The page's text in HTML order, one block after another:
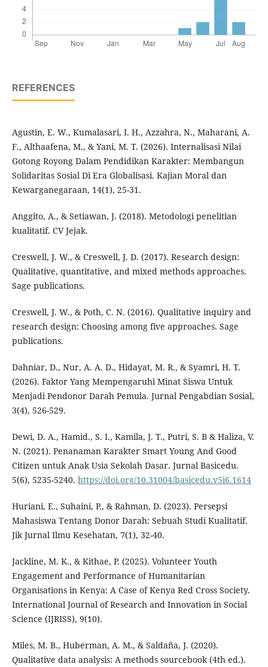
REFERENCES
Agustin, E. W., Kumalasari, I. H., Azzahra, N., Maharani, A.
F., Althaafena, M., & Yani, M. T. (2026). Internalisasi Nilai
Gotong Royong Dalam Pendidikan Karakter: Membangun
Solidaritas Sosial Di Era Globalisasi. Kajian Moral dan
Kewarganegaraan, 14(1), 25-31.
Anggito, A., & Setiawan, J. (2018). Metodologi penelitian
kualitatif. CV Jejak.
Creswell, J. W., & Creswell, J. D. (2017). Research design:
Qualitative, quantitative, and mixed methods approaches.
Sage publications.
Creswell, J. W., & Poth, C. N. (2016). Qualitative inquiry and
research design: Choosing among five approaches. Sage
publications.
Dahniar, D., Nur, A. A. D., Hidayat, M. R., & Syamri, H. T.
(2026). Faktor Yang Mempengaruhi Minat Siswa Untuk
Menjadi Pendonor Darah Pemula. Jurnal Pengabdian Sosial,
3(4), 526-529.
Dewi, D. A., Hamid., S. I., Kamila, J. T., Putri, S. B & Haliza, V.
N. (2021). Penanaman Karakter Smart Young And Good
Citizen untuk Anak Usia Sekolah Dasar. Jurnal Basicedu.
5(6), 5235-5240. https://doi.org/10.31004/basicedu.v5i6.1614
Huriani, E., Suhaini, P., & Rahman, D. (2023). Persepsi
Mahasiswa Tentang Donor Darah: Sebuah Studi Kualitatif.
Jik Jurnal Ilmu Kesehatan, 7(1), 32-40.
Jackline, M. K., & Kithae, P. (2025). Volunteer Youth
Engagement and Performance of Humanitarian
Organisations in Kenya: A Case of Kenya Red Cross Society.
International Journal of Research and Innovation in Social
Science (IJRISS), 9(10).
Miles, M. B., Huberman, A. M., & Saldaña, J. (2020).
Qualitative data analysis: A methods sourcebook (4th ed.).